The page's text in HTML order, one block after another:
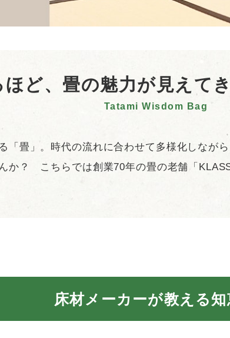
床暖対応薄畳
リバーシブル畳
イージーオーダ
ジム用人工芝
ーフ」
ど、畳の魅力が見えて
Tatami Wisdom Bag
「畳」。時代の流れに合わせて多様化しなが
か？ こちらでは創業70年の畳の老舗「
床材メーカーが教える知